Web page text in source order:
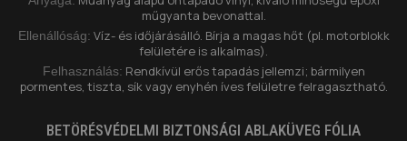
műgyanta bevonattal.
Ellenállóság: Víz- és időjárásálló. Bírja a magas hőt (pl. motorblokk
felületére is alkalmas).
Felhasználás: Rendkívül erős tapadás jellemzi; bármilyen
pormentes, tiszta, sík vagy enyhén íves felületre felragasztható.
BETÖRÉSVÉDELMI BIZTONSÁGI ABLAKÜVEG FÓLIA